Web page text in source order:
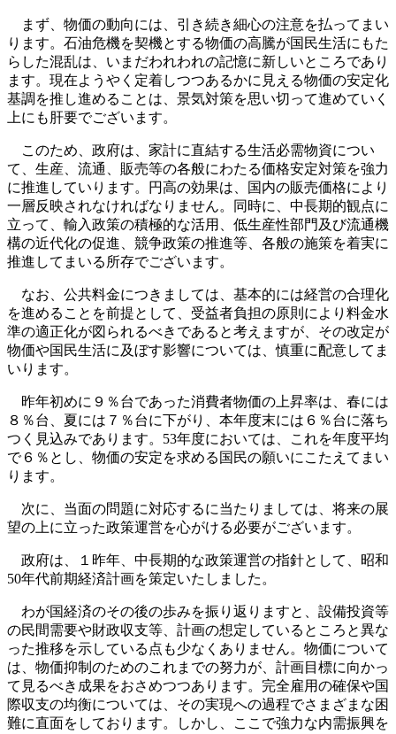
まず、物価の動向には、引き続き細心の注意を払ってまい
ります。石油危機を契機とする物価の高騰が国民生活にもた
らした混乱は、いまだわれわれの記憶に新しいところであり
ます。現在ようやく定着しつつあるかに見える物価の安定化
基調を推し進めることは、景気対策を思い切って進めていく
上にも肝要でございます。
このため、政府は、家計に直結する生活必需物資につい
て、生産、流通、販売等の各般にわたる価格安定対策を強力
に推進していります。円高の効果は、国内の販売価格により
一層反映されなければなりません。同時に、中長期的観点に
立って、輸入政策の積極的な活用、低生産性部門及び流通機
構の近代化の促進、競争政策の推進等、各般の施策を着実に
推進してまいる所存でございます。
なお、公共料金につきましては、基本的には経営の合理化
を進めることを前提として、受益者負担の原則により料金水
準の適正化が図られるべきであると考えますが、その改定が
物価や国民生活に及ぼす影響については、慎重に配意してま
いります。
昨年初めに９％台であった消費者物価の上昇率は、春には
８％台、夏には７％台に下がり、本年度末には６％台に落ち
つく見込みであります。53年度においては、これを年度平均
で６％とし、物価の安定を求める国民の願いにこたえてまい
ります。
次に、当面の問題に対応するに当たりましては、将来の展
望の上に立った政策運営を心がける必要がございます。
政府は、１昨年、中長期的な政策運営の指針として、昭和
50年代前期経済計画を策定いたしました。
わが国経済のその後の歩みを振り返りますと、設備投資等
の民間需要や財政収支等、計画の想定しているところと異な
った推移を示している点も少なくありません。物価について
は、物価抑制のためのこれまでの努力が、計画目標に向かっ
て見るべき成果をおさめつつあります。完全雇用の確保や国
際収支の均衡については、その実現への過程でさまざまな困
難に直面をしております。しかし、ここで強力な内需振興を